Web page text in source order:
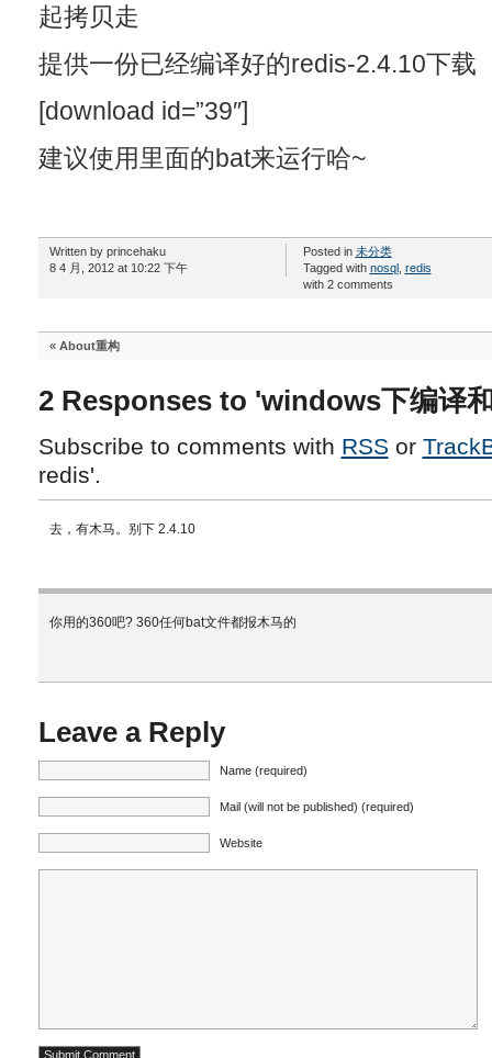
起拷贝走
提供一份已经编译好的redis-2.4.10下载
[download id=”39″]
建议使用里面的bat来运行哈~
Written by princehaku
8 4 月, 2012 at 10:22 下午
Posted in 未分类
Tagged with nosql, redis
with 2 comments
« About重构
2 Responses to 'windows下编译
Subscribe to comments with RSS or
redis'.
去，有木马。别下 2.4.10
你用的360吧? 360任何bat文件都报木马的
Leave a Reply
Name (required)
Mail (will not be published) (required)
Website